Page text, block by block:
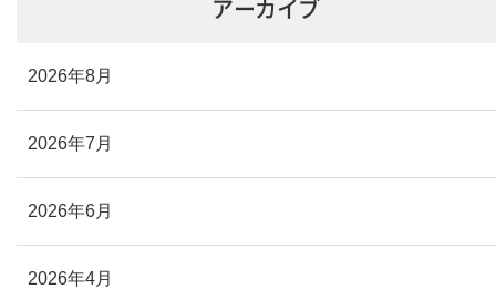
アーカイブ
2026年8月
2026年7月
2026年6月
2026年4月